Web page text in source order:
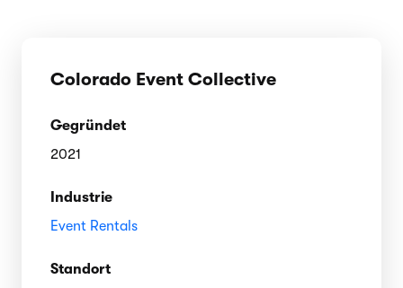
Colorado Event Collective
Gegründet
2021
Industrie
Event Rentals
Standort